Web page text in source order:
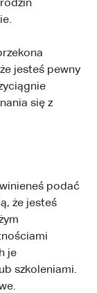
jesteś pewny
się z
podać
że jesteś
je
szkoleniami.